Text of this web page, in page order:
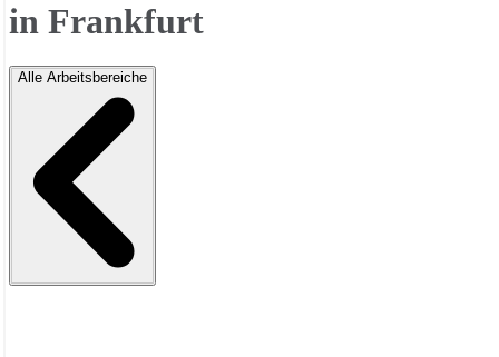
in Frankfurt
Alle Arbeitsbereiche